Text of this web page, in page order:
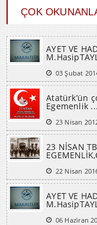
ÇOK
AYET VE
Atatürk’ün
Egemenlik
23 NİSAN
AYET VE